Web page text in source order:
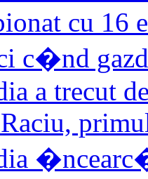
cu 16
c�nd
a trecut